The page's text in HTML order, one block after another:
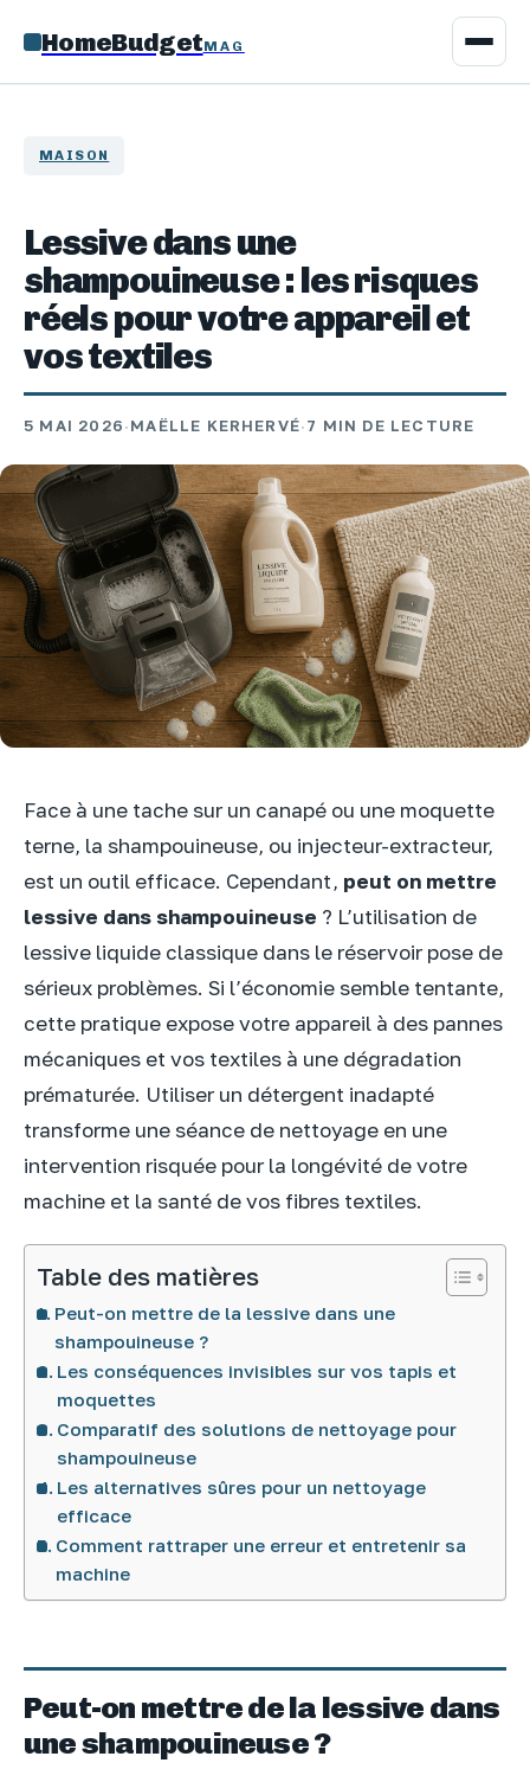
HomeBudgetMAG
MAISON
Lessive dans une
shampouineuse : les risques
réels pour votre appareil et
vos textiles
5 MAI 2026·MAËLLE KERHERVÉ·7 MIN DE LECTURE
Face à une tache sur un canapé ou une moquette
terne, la shampouineuse, ou injecteur-extracteur,
est un outil efficace. Cependant, peut on mettre
lessive dans shampouineuse ? L’utilisation de
lessive liquide classique dans le réservoir pose de
sérieux problèmes. Si l’économie semble tentante,
cette pratique expose votre appareil à des pannes
mécaniques et vos textiles à une dégradation
prématurée. Utiliser un détergent inadapté
transforme une séance de nettoyage en une
intervention risquée pour la longévité de votre
machine et la santé de vos fibres textiles.
Table des matières
Peut-on mettre de la lessive dans une
shampouineuse ?
Les conséquences invisibles sur vos tapis et
moquettes
Comparatif des solutions de nettoyage pour
shampouineuse
Les alternatives sûres pour un nettoyage
efficace
Comment rattraper une erreur et entretenir sa
machine
Peut-on mettre de la lessive dans
une shampouineuse ?